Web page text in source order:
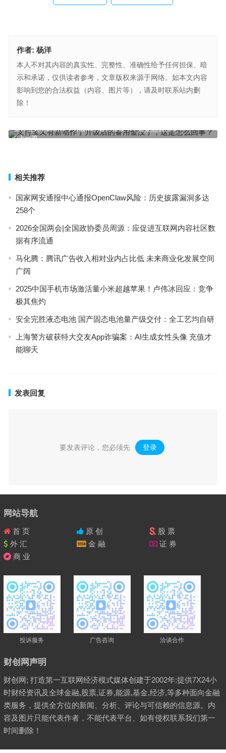
作者: 杨洋
本人不对其内容的真实性、完整性、准确性给予任何担保、暗
示和承诺，仅供读者参考，文章版权来源于网络。如本文内容
影响到您的合法权益（内容、图片等），请及时联系站内删
除！
上一篇
支付宝又有新动作了升级后的备用金没了，这是怎么回事？
是频繁换手好呢还是坚持持有好呢？炒股票的技巧
相关推荐
国家网安通报中心通报OpenClaw风险：历史披露漏洞多达
258个
2026全国两会|全国政协委员周源：应促进互联网内容社区数
据有序流通
马化腾：腾讯广告收入相对业内占比低 未来商业化发展空间
广阔
2025中国手机市场激活量小米超越苹果！卢伟冰回应：竞争
极其焦灼
安全完胜液态电池 国产固态电池量产级交付：全工艺均自研
上海警方破获特大交友App诈骗案：AI生成女性头像 充值才
能聊天
发表回复
要发表评论，您必须先 登录 。
网站导航
首 页 原 创
股 票
外 汇
金 融
证 券
商 业
投诉服务 广告咨询 洽谈合作
财创网声明
财创网; 打造第一互联网经济模式媒体创建于2002年:提供7X24小
时财经资讯及全球金融,股票,证券,能源,基金,经济,等多种面向金融
类服务，提供全方位的新闻、分析、评论与可信赖的信息源。内
容及图片只能代表作者，不能代表平台、如有侵权联系我们第一
时间删除！